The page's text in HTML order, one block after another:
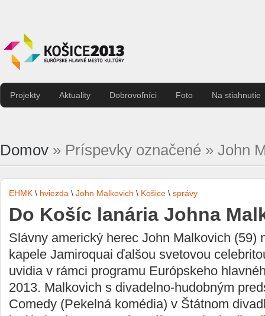
Projekty Aktuality Dobrovoľníci Foto Na stiahnutie
Domov » Príspevky označené » John
EHMK \ hviezda \ John Malkovich \ Košice \ správy
Do Košíc lanária Johna
Slávny americký herec John Malkovich (59)
kapele Jamiroquai ďalšou svetovou
uvidia v rámci programu Európskeho
2013. Malkovich s divadelno-hudobným
Comedy (Pekelná komédia) v Štátnom